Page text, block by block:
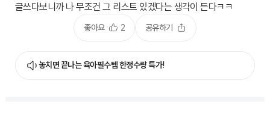
글쓰다보니까 나 무조건 그 리스트 있겠다는 생각이 든다ㅋㅋ
좋아요 2 공유하기
놓치면 끝나는 육아필수템 한정수량 특가!